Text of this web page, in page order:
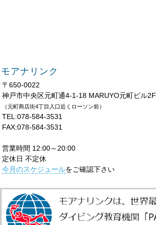
モアナリンク
〒650-0022
神戸市中央区元町通4-1-18 MARUYO元町ビル2F
（元町商店街4丁目入口近くローソン前）
TEL:078-584-3531
FAX:078-584-3531
営業時間 12:00～20:00
定休日 不定休
今月のスケジュールをご確認下さい